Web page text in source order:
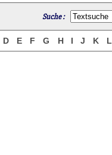
Suche :
D E F G H I J K